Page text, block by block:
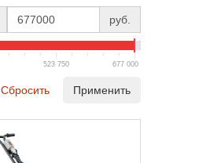
руб.
523 750 677 000
Сбросить Применить